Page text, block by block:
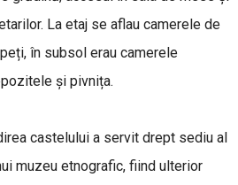
La etaj se aflau camerele de
în subsol erau camerele
și pivnița.
castelului a servit drept sediu al
muzeu etnografic, fiind ulterior